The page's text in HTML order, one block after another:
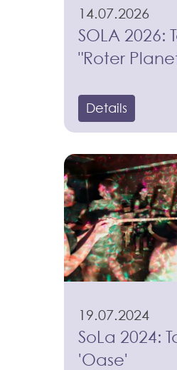
14.07.2026
SOLA 2026:
"Roter
Details
19.07.2024
SoLa 2024:
'Oase'